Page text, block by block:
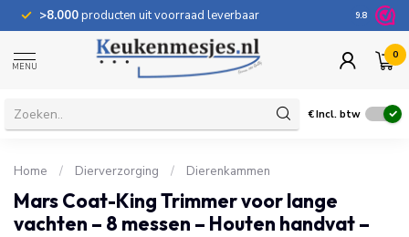
>8.000producten uit voorraad leverbaar 100
9.8
MENU
0
€Incl. btw
Home / Dierverzorging / Dierenkammen
Mars Coat-King Trimmer voor lange
vachten – 8 messen – Houten handvat –